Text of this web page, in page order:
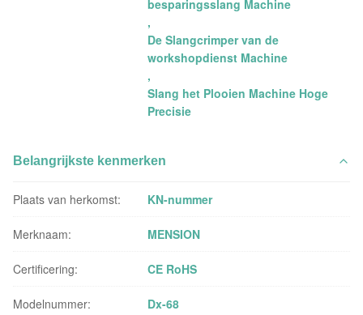
besparingsslang Machine
,
De Slangcrimper van de
workshopdienst Machine
,
Slang het Plooien Machine Hoge
Precisie
Belangrijkste kenmerken
Plaats van herkomst: KN-nummer
Merknaam: MENSION
Certificering: CE RoHS
Modelnummer: Dx-68